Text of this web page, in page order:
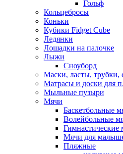
Гольф
Кольцебросы
Коньки
Кубики Fidget Cube
Ледянки
Лошадки на палочке
Лыжи
Сноуборд
Маски, ласты, трубки,
Матрасы и доски для
Мыльные пузыри
Мячи
Баскетбольные
Волейбольные
Гимнастические
Мячи для
Пляжные